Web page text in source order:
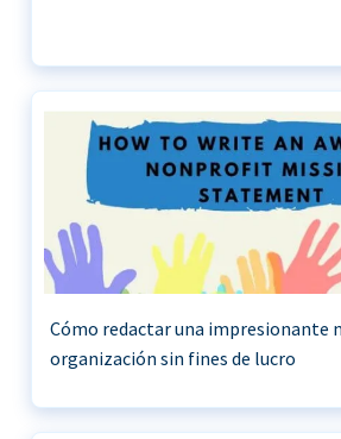
Cómo redactar una impresionante
organización sin fines de lucro